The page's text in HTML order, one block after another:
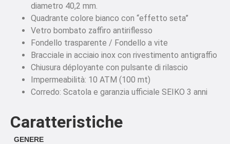
diametro 40,2 mm.
Quadrante colore bianco con “effetto seta”
Vetro bombato zaffiro antiriflesso
Fondello trasparente / Fondello a vite
Bracciale in acciaio inox con rivestimento antigraffio
Chiusura déployante con pulsante di rilascio
Impermeabilità: 10 ATM (100 mt)
Corredo: Scatola e garanzia ufficiale SEIKO 3 anni
Caratteristiche
GENERE